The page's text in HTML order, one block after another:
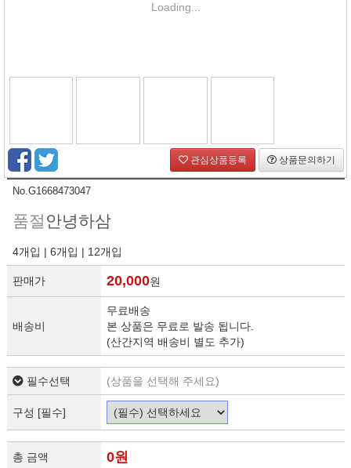
Loading...
관심상품등록 상품문의하기
No.G1668473047
품절 안녕하삼
4개입 | 6개입 | 12개입
판매가 20,000원
배송비
무료배송
본 상품은 무료로 발송 됩니다.
(산간지역 배송비 별도 추가)
필수선택 (상품을 선택해 주세요)
구성 [필수]
총 금액 0원